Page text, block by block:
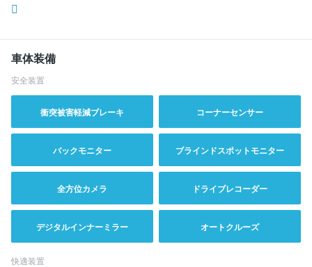
車体装備
安全装置
衝突被害軽減ブレーキ コーナーセンサー
バックモニター ブラインドスポットモニター
全方位カメラ ドライブレコーダー
デジタルインナーミラー オートクルーズ
快適装置